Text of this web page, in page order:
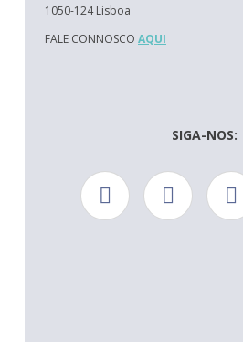
1050-124 Lisboa
FALE CONNOSCO AQUI
SIGA-NOS: